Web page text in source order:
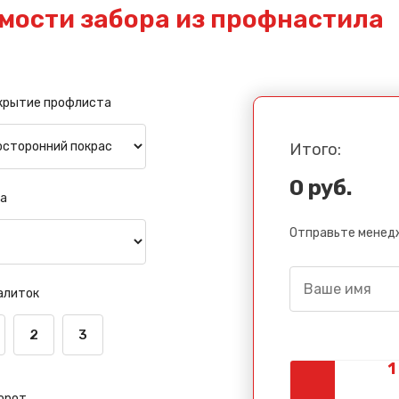
забора из профнастила
профлиста
2 3
Итого:
0 руб.
Отправьте